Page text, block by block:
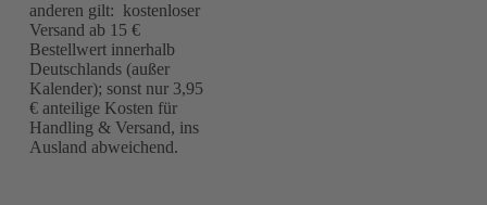
anderen gilt: kostenloser
Versand ab 15 €
Bestellwert innerhalb
Deutschlands (außer
Kalender); sonst nur 3,95
€ anteilige Kosten für
Handling & Versand, ins
Ausland abweichend.